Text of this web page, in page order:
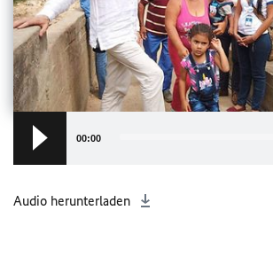
Audio
Player
00:00
Audio herunterladen